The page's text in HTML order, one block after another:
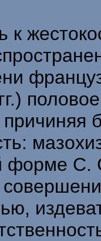
форме С.